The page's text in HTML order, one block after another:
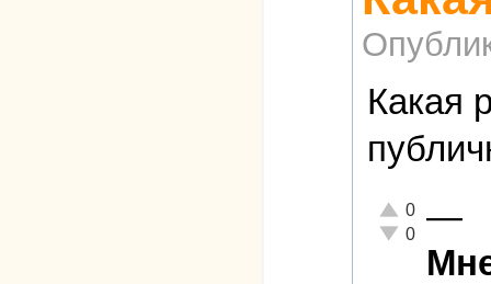
Какая
Отлично!
0
Неадекватно!
0 —